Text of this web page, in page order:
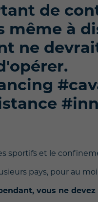
de
même à
ne
sportifs et le
pays, pour au
vous ne